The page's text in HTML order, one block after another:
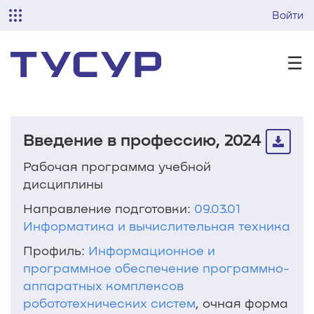
Войти
☰
Введение в профессию, 2024
Рабочая программа учебной
дисциплины
Направление подготовки: 09.03.01
Информатика и вычислительная техника
Профиль: Информационное и
программное обеспечение программно-
аппаратных комплексов
робототехнических систем, очная форма